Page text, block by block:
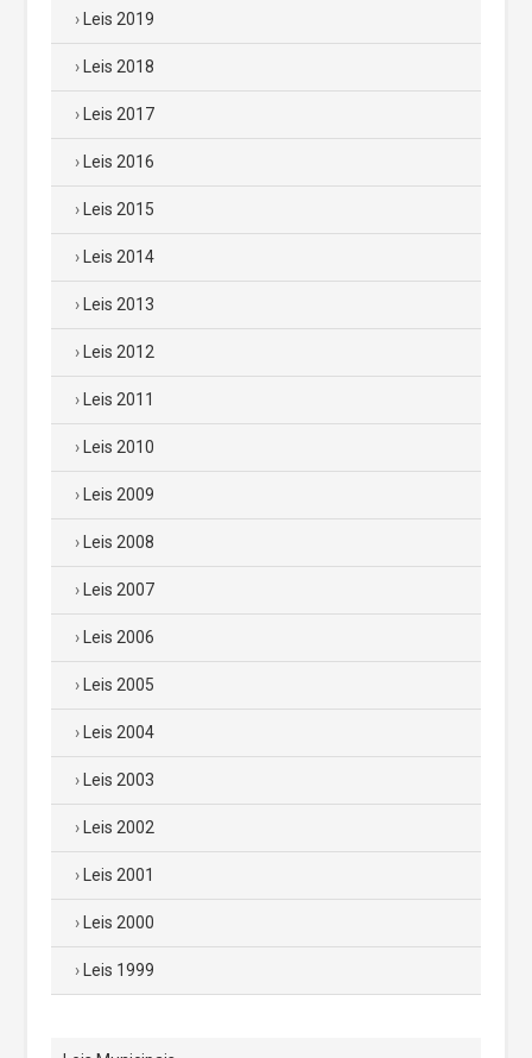
Leis 2019
Leis 2018
Leis 2017
Leis 2016
Leis 2015
Leis 2014
Leis 2013
Leis 2012
Leis 2011
Leis 2010
Leis 2009
Leis 2008
Leis 2007
Leis 2006
Leis 2005
Leis 2004
Leis 2003
Leis 2002
Leis 2001
Leis 2000
Leis 1999